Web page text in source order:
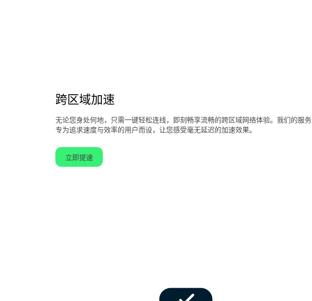
跨区域加速
无论您身处何地，只需一键轻松连线，即刻畅享流畅的跨区域网络体验。我们的服务
专为追求速度与效率的用户而设，让您感受毫无延迟的加速效果。
立即提速